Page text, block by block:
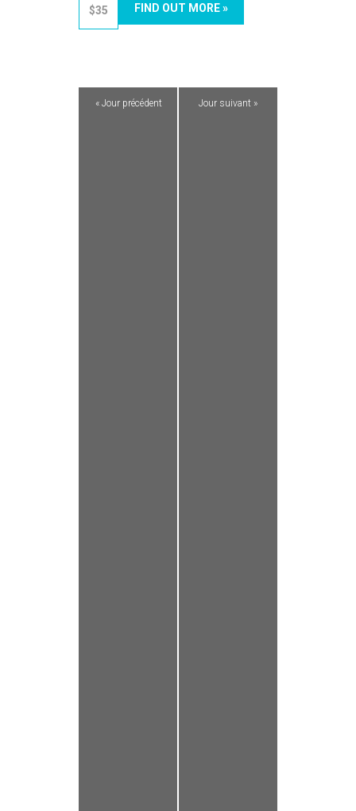
$35 FIND OUT MORE »
«Jour précédent Jour suivant »